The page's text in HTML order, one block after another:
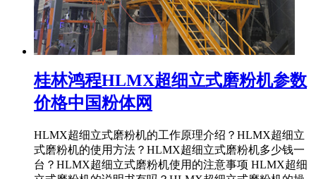
桂林鸿程HLMX超细立式磨粉机参数
价格中国粉体网
HLMX超细立式磨粉机的工作原理介绍？HLMX超细立
式磨粉机的使用方法？HLMX超细立式磨粉机多少钱一
台？HLMX超细立式磨粉机使用的注意事项 HLMX超细